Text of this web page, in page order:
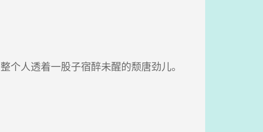
人透着一股子宿醉未醒的颓唐劲儿。